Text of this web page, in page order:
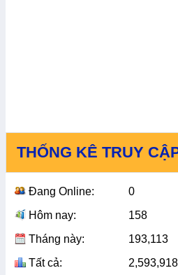
THỐNG KÊ TRUY
Đang Online:
0
Hôm nay:
158
Tháng này:
193,113
Tất cả:
2,593,918